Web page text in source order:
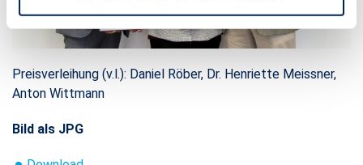
Preisverleihung (v.l.): Daniel Röber, Dr. Henriette Meissner,
Anton Wittmann
Bild als JPG